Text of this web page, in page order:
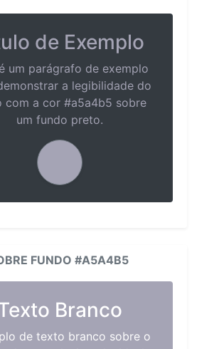
de Exemplo
um parágrafo de exemplo
a legibilidade do
com a cor #a5a4b5 sobre
um fundo preto.
FUNDO #A5A4B5
Branco
de texto branco sobre o